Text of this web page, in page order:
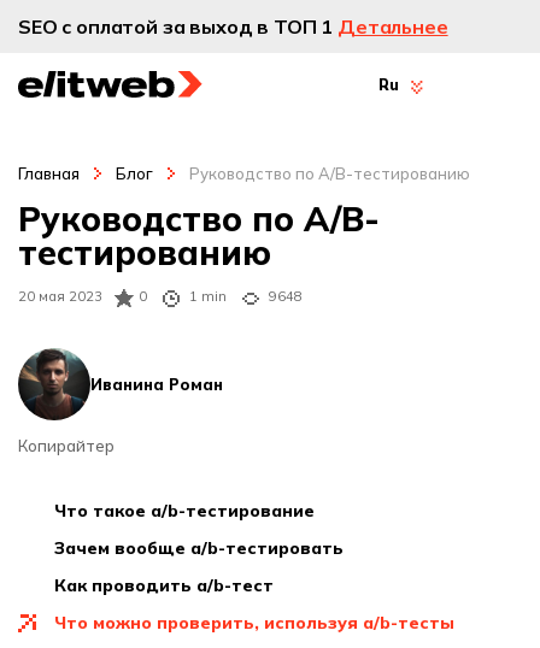
SEO с оплатой за выход в ТОП 1 Детальнее
Ru
Главная Блог Руководство по A/B-тестированию
20 мая 2023 0 1 min 9648
Иванина Роман
Копирайтер
Руководство по A/B-
тестированию
что такое a/b-тестирование
зачем вообще a/b-тестировать
как проводить a/b-тест
что можно проверить, используя a/b-тесты